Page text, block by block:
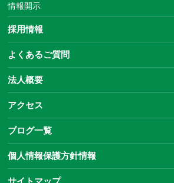
情報開示
採用情報
よくあるご質問
法人概要
アクセス
ブログ一覧
個人情報保護方針情報
サイトマップ